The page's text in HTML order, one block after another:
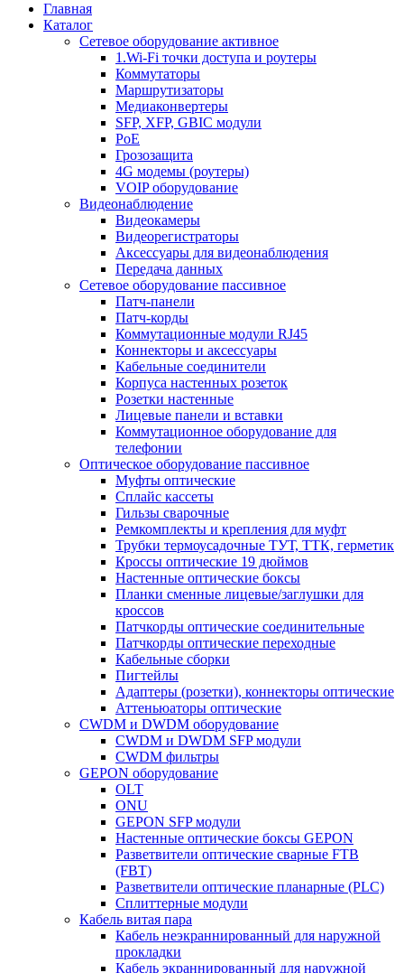
Главная
Каталог
Сетевое оборудование активное
1.Wi-Fi точки доступа и роутеры
Коммутаторы
Маршрутизаторы
Медиаконвертеры
SFP, XFP, GBIC модули
PoE
Грозозащита
4G модемы (роутеры)
VOIP оборудование
Видеонаблюдение
Видеокамеры
Видеорегистраторы
Аксессуары для видеонаблюдения
Передача данных
Сетевое оборудование пассивное
Патч-панели
Патч-корды
Коммутационные модули RJ45
Коннекторы и аксессуары
Кабельные соединители
Корпуса настенных розеток
Розетки настенные
Лицевые панели и вставки
Коммутационное оборудование для
телефонии
Оптическое оборудование пассивное
Муфты оптические
Сплайс кассеты
Гильзы сварочные
Ремкомплекты и крепления для муфт
Трубки термоусадочные ТУТ, ТТК, герметик
Кроссы оптические 19 дюймов
Настенные оптические боксы
Планки сменные лицевые/заглушки для
кроссов
Патчкорды оптические соединительные
Патчкорды оптические переходные
Кабельные сборки
Пигтейлы
Адаптеры (розетки), коннекторы оптические
Аттеньюаторы оптические
CWDM и DWDM оборудование
CWDM и DWDM SFP модули
CWDM фильтры
GEPON оборудование
OLT
ONU
GEPON SFP модули
Настенные оптические боксы GEPON
Разветвители оптические сварные FTB
(FBT)
Разветвители оптические планарные (PLC)
Сплиттерные модули
Кабель витая пара
Кабель неэкраннированный для наружной
прокладки
Кабель экраннированный для наружной